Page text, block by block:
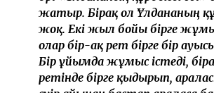
Желіде Әділеттің сегіз айдан кейін
ғана емес, оның қазіргі жарының кім
талқыланды. Әлеуметтік желіде оның
әйелі марқұм Ұлдананың әріптесі әрі
болған деген ақпарат тараған.